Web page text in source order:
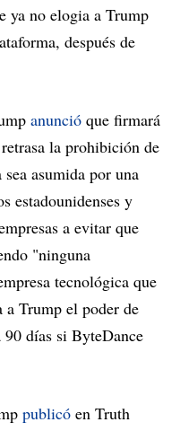
ya no elogia a Trump
después de
anunció que firmará
la prohibición de
asumida por una
estadounidenses y
a evitar que
"ninguna
tecnológica que
a Trump el poder de
días si ByteDance
publicó en Truth